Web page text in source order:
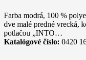
Farba modrá, 100 %
dve malé predné vrecká,
potlačou „INTO…
Katalógové číslo: 0420